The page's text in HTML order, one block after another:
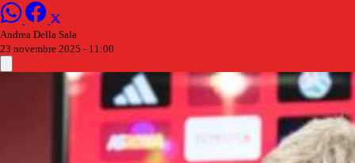
Andrea Della Sala
23 novembre 2025 - 11:00